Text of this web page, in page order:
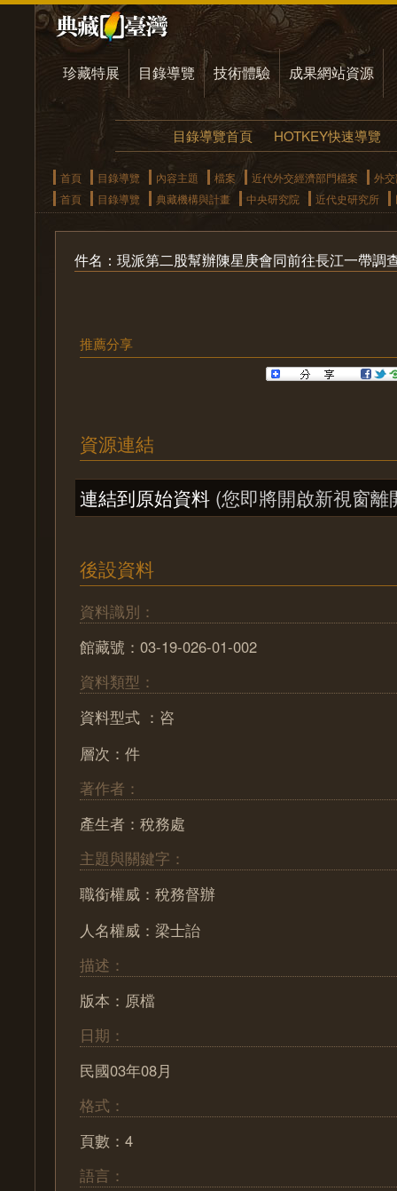
珍藏特展 目錄導覽 技術體驗 成果網站資源
目錄導覽首頁 HOTKEY快速導覽
首頁 目錄導覽 內容主題 檔案 近代外交經濟部門檔案
外
首頁
目錄導覽 典藏機構與計畫 中央研究院 近代史研究所
件名：現派第二股幫辦陳星庚會同前往長江一帶調
推薦分享
資源連結
連結到原始資料 (您即將開啟新視窗離
後設資料
資料識別：
館藏號：03-19-026-01-002
資料類型：
資料型式 ：咨
層次：件
著作者：
產生者：稅務處
主題與關鍵字：
職銜權威：稅務督辦
人名權威：梁士詒
描述：
版本：原檔
日期：
民國03年08月
格式：
頁數：4
語言：